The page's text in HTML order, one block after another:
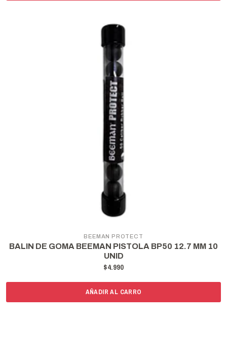
BEEMAN PROTECT
BALIN DE GOMA BEEMAN PISTOLA BP50 12.7 MM 10
UNID
$4.990
AÑADIR AL CARRO